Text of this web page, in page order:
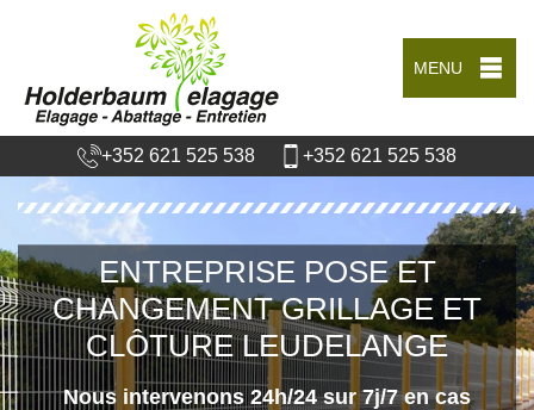
MENU
+352 621 525 538 +352 621 525 538
ENTREPRISE POSE ET
CHANGEMENT GRILLAGE ET
CLÔTURE LEUDELANGE
Nous intervenons 24h/24 sur 7j/7 en cas